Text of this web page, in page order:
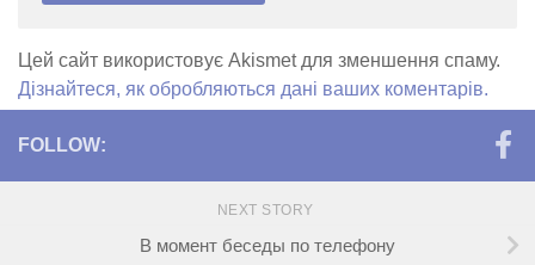
Цей сайт використовує Akismet для зменшення спаму.
Дізнайтеся, як обробляються дані ваших коментарів.
FOLLOW:
NEXT STORY
В момент беседы по телефону